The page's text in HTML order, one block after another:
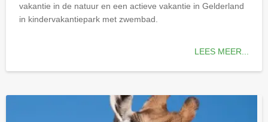
vakantie in de natuur en een actieve vakantie in Gelderland
in kindervakantiepark met zwembad.
LEES MEER...